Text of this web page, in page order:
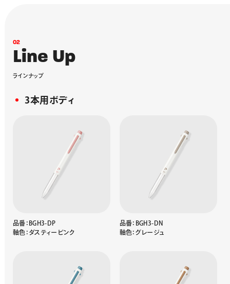
02
Line Up
ラインナップ
3本用ボディ
品番：BGH3-DP
軸色：ダスティーピンク
品番：BGH3-DN
軸色：グレージュ